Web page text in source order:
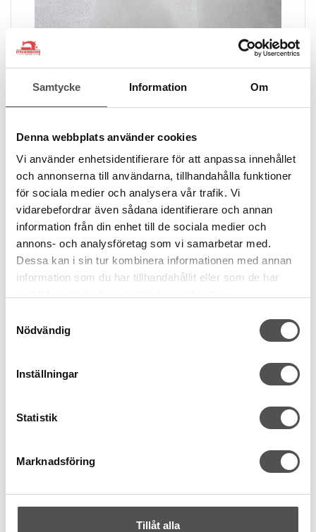
Samtycke Information Om
Denna webbplats använder cookies
Vi använder enhetsidentifierare för att anpassa innehållet
och annonserna till användarna, tillhandahålla funktioner
för sociala medier och analysera vår trafik. Vi
vidarebefordrar även sådana identifierare och annan
information från din enhet till de sociala medier och
annons- och analysföretag som vi samarbetar med.
Dessa kan i sin tur kombinera informationen med annan
information som du har tillhandahållit eller som de har
Nödvändig
Inställningar
Statistik
Marknadsföring
Tillåt alla
Vlieseline H630 Volymvlieselin med klister
90 cm bred
Metervara
129 kr / Meter
KÖP